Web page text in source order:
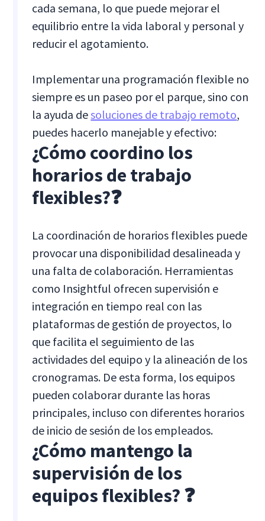
cada semana, lo que puede mejorar el
equilibrio entre la vida laboral y personal y
reducir el agotamiento.
Implementar una programación flexible no
siempre es un paseo por el parque, sino con
la ayuda desoluciones de trabajo remoto,
puedes hacerlo manejable y efectivo:
¿Cómo coordino los
horarios de trabajo
flexibles?❓
La coordinación de horarios flexibles puede
provocar una disponibilidad desalineada y
una falta de colaboración. Herramientas
como Insightful ofrecen supervisión e
integración en tiempo real con las
plataformas de gestión de proyectos, lo
que facilita el seguimiento de las
actividades del equipo y la alineación de los
cronogramas. De esta forma, los equipos
pueden colaborar durante las horas
principales, incluso con diferentes horarios
de inicio de sesión de los empleados.
¿Cómo mantengo la
supervisión de los
equipos flexibles? ❓